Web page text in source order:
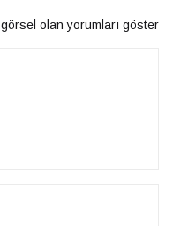
olan yorumları göster